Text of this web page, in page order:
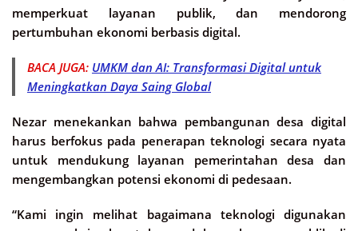
memperkuat layanan publik, dan mendorong
pertumbuhan ekonomi berbasis digital.
BACA JUGA: UMKM dan AI: Transformasi Digital untuk
Meningkatkan Daya Saing Global
Nezar menekankan bahwa pembangunan desa digital
harus berfokus pada penerapan teknologi secara nyata
untuk mendukung layanan pemerintahan desa dan
mengembangkan potensi ekonomi di pedesaan.
“Kami ingin melihat bagaimana teknologi digunakan